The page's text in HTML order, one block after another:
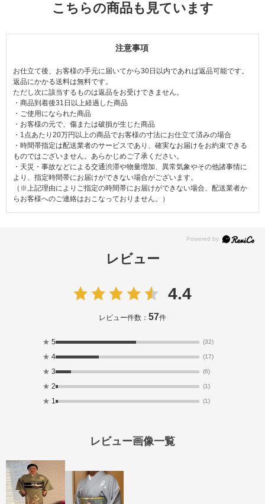
こちらの商品も見ています
注意事項
お仕立て後、お客様の手元に届いてから30日以内であれば返品可能です。
返品にかかる送料は無料です。
ただし次に該当するものは返品をお受けできません。
・商品到着後31日以上経過した商品
・ご使用になられた商品
・お客様の元で、傷または破損が生じた商品
・1点あたり20万円以上の商品でお客様の寸法にお仕立て済みの場合
・時間帯指定は配送業者のサービスであり、確実なお届けをお約束できる
ものではございません。あらかじめご了承ください。
・天災・事故などによる交通渋滞や物量増加、異常気象やその他諸事情に
より、指定時間帯にお届けができない場合がございます。
（※上記理由によりご指定の時間帯にお届けができない場合、配送業者か
らお客様へのご連絡はおこなっておりません。）
レビュー
4.4
レビュー件数： 57件
★ 5 (32)
★ 4 (17)
★ 3 (6)
★ 2 (1)
★ 1 (1)
レビュー画像一覧